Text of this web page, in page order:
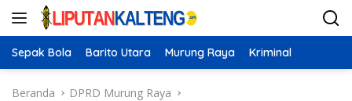
Langsung
Sepak Bola Barito Utara Murung Raya Kriminal
Beranda DPRD Murung Raya